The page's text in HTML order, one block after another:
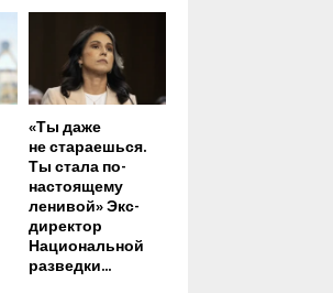
«Ты даже
не стараешься.
Ты стала по-
настоящему
ленивой» Экс-
директор
Национальной
разведки...